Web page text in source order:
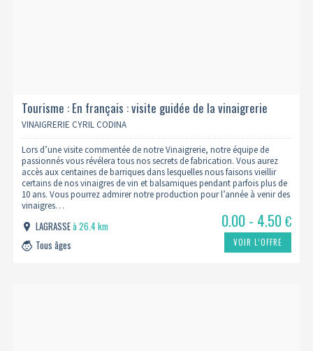
Tourisme : En français : visite guidée de la vinaigrerie
VINAIGRERIE CYRIL CODINA
Lors d’une visite commentée de notre Vinaigrerie, notre équipe de
passionnés vous révélera tous nos secrets de fabrication. Vous aurez
accès aux centaines de barriques dans lesquelles nous faisons vieillir
certains de nos vinaigres de vin et balsamiques pendant parfois plus de
10 ans. Vous pourrez admirer notre production pour l’année à venir des
vinaigres…
LAGRASSEà 26.4 km
Tous âges
0.00 - 4.50€
VOIR L’OFFRE